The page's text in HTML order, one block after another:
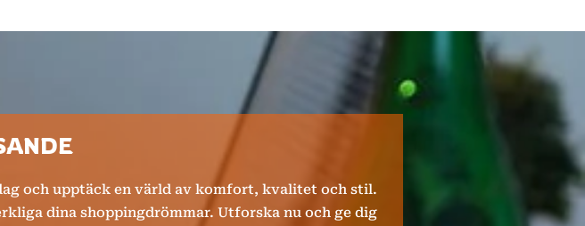
och upptäck en värld av komfort, kvalitet och stil.
dina shoppingdrömmar. Utforska nu och ge dig